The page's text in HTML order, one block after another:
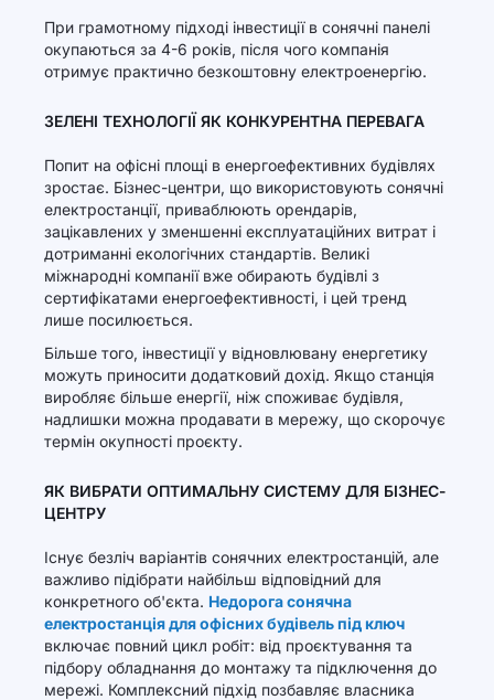
При грамотному підході інвестиції в сонячні панелі
окупаються за 4-6 років, після чого компанія
отримує практично безкоштовну електроенергію.
ЗЕЛЕНІ ТЕХНОЛОГІЇ ЯК КОНКУРЕНТНА ПЕРЕВАГА
Попит на офісні площі в енергоефективних будівлях
зростає. Бізнес-центри, що використовують сонячні
електростанції, приваблюють орендарів,
зацікавлених у зменшенні експлуатаційних витрат і
дотриманні екологічних стандартів. Великі
міжнародні компанії вже обирають будівлі з
сертифікатами енергоефективності, і цей тренд
лише посилюється.
Більше того, інвестиції у відновлювану енергетику
можуть приносити додатковий дохід. Якщо станція
виробляє більше енергії, ніж споживає будівля,
надлишки можна продавати в мережу, що скорочує
термін окупності проєкту.
ЯК ВИБРАТИ ОПТИМАЛЬНУ СИСТЕМУ ДЛЯ БІЗНЕС-
ЦЕНТРУ
Існує безліч варіантів сонячних електростанцій, але
важливо підібрати найбільш відповідний для
конкретного об'єкта. Недорога сонячна
електростанція для офісних будівель під ключ
включає повний цикл робіт: від проєктування та
підбору обладнання до монтажу та підключення до
мережі. Комплексний підхід позбавляє власника